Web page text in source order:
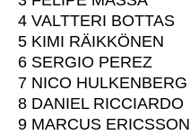
4 VALTTERI BOTTAS
5 KIMI RÄIKKÖNEN
6 SERGIO PEREZ
7 NICO HULKENBERG
8 DANIEL RICCIARDO
9 MARCUS ERICSSON